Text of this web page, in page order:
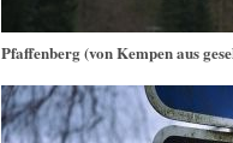
Pfaffenberg (von Kempen aus